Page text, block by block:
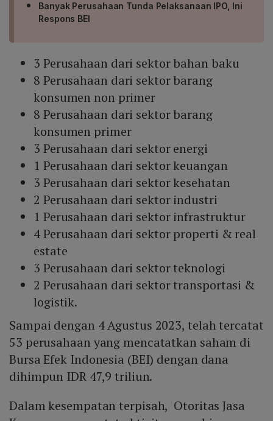
Banyak Perusahaan Tunda Pelaksanaan IPO, Ini
Respons BEI
3 Perusahaan dari sektor bahan baku
8 Perusahaan dari sektor barang
konsumen non primer
8 Perusahaan dari sektor barang
konsumen primer
3 Perusahaan dari sektor energi
1 Perusahaan dari sektor keuangan
3 Perusahaan dari sektor kesehatan
2 Perusahaan dari sektor industri
1 Perusahaan dari sektor infrastruktur
4 Perusahaan dari sektor properti & real
estate
3 Perusahaan dari sektor teknologi
2 Perusahaan dari sektor transportasi &
logistik.
Sampai dengan 4 Agustus 2023, telah tercatat
53 perusahaan yang mencatatkan saham di
Bursa Efek Indonesia (BEI) dengan dana
dihimpun IDR 47,9 triliun.
Dalam kesempatan terpisah, Otoritas Jasa